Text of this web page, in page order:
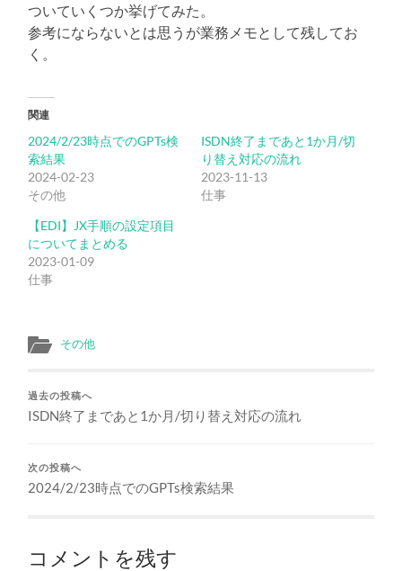
ついていくつか挙げてみた。
参考にならないとは思うが業務メモとして残してお
く。
関連
2024/2/23時点でのGPTs検
索結果
2024-02-23
その他
ISDN終了まであと1か月/切
り替え対応の流れ
2023-11-13
仕事
【EDI】JX手順の設定項目
についてまとめる
2023-01-09
仕事
その他
過去の投稿へ
ISDN終了まであと1か月/切り替え対応の流れ
次の投稿へ
2024/2/23時点でのGPTs検索結果
コメントを残す